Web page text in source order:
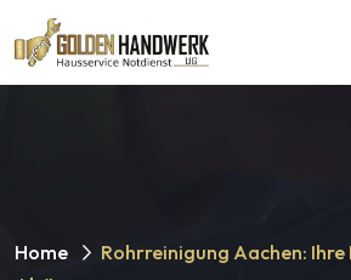
Home
Rohrreinigung Aachen: